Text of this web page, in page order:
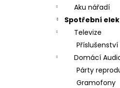
Aku nářadí
Spotřební
Televize
Příslušenství
Domácí
Párty
Gramofony
DUALSENSE
RED/EAS